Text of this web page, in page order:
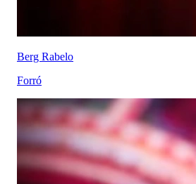
Berg Rabelo
Forró